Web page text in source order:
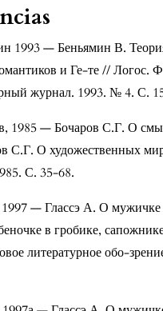
1993 — Беньямин В.
и Ге-те // Логос.
журнал. 1993. № 4. С.
1985 — Бочаров С.Г. О
С.Г. О художественных
С. 35-68.
1997 — Глассэ А. О
в гробике,
литературное обо-